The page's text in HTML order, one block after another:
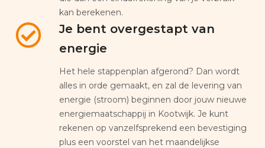
kan berekenen.
Je bent overgestapt van
energie
Het hele stappenplan afgerond? Dan wordt
alles in orde gemaakt, en zal de levering van
energie (stroom) beginnen door jouw nieuwe
energiemaatschappij in Kootwijk. Je kunt
rekenen op vanzelfsprekend een bevestiging
plus een voorstel van het maandelijkse